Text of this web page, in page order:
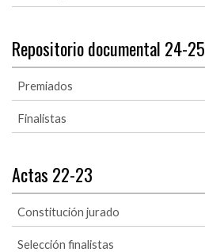
Repositorio documental 24-25
Premiados
Finalistas
Actas 22-23
Constitución jurado
Selección finalistas